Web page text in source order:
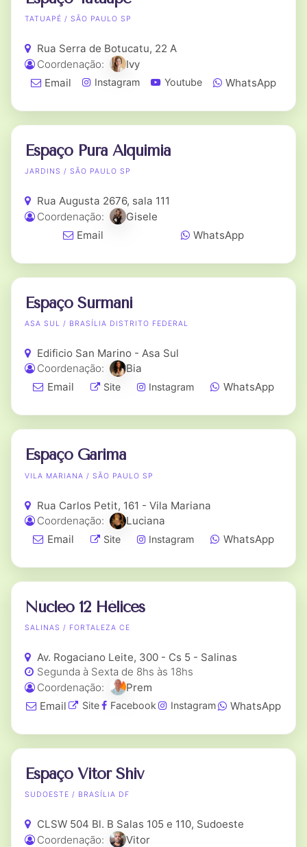
TATUAPÉ / SÃO PAULO SP
Rua Serra de Botucatu, 22 A
Coordenação:
Ivy
Email
Instagram Youtube WhatsApp
Espaço Pura Alquimia
JARDINS / SÃO PAULO SP
Rua Augusta 2676, sala 111
Coordenação:
Gisele
Email
WhatsApp
Espaço Surmani
ASA SUL / BRASÍLIA DISTRITO FEDERAL
Edificio San Marino - Asa Sul
Coordenação:
Bia
Email
Site Instagram WhatsApp
Espaço Garima
VILA MARIANA / SÃO PAULO SP
Rua Carlos Petit, 161 - Vila Mariana
Coordenação:
Luciana
Email
Site Instagram WhatsApp
Núcleo 12 Hélices
SALINAS / FORTALEZA CE
Av. Rogaciano Leite, 300 - Cs 5 - Salinas
Segunda à Sexta de 8hs às 18hs
Coordenação:
Prem
Email
Site Facebook Instagram WhatsApp
Espaço Vitor Shiv
SUDOESTE / BRASÍLIA DF
CLSW 504 Bl. B Salas 105 e 110, Sudoeste
Coordenação:
Vitor